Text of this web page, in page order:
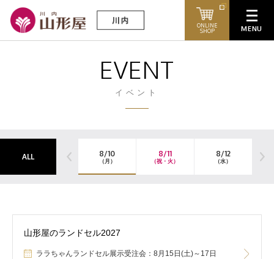
ONLINE
SHOP
EVENT
イベント
ALL 8/10
（月）
8/11
（祝・火）
8/12
（水）
山形屋のランドセル2027
ララちゃんランドセル展示受注会：8月15日(土)～17日